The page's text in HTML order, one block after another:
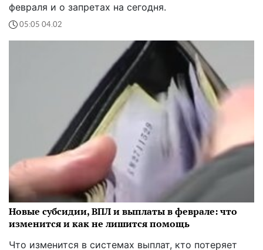
февраля и о запретах на сегодня.
05:05 04.02
Новые субсидии, ВПЛ и выплаты в феврале: что
изменится и как не лишится помощь
Что изменится в системах выплат, кто потеряет